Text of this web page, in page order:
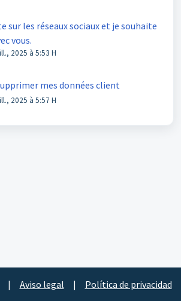
sur les réseaux sociaux et je souhaite
vous.
2025 à 5:53 H
mes données client
2025 à 5:57 H
| Aviso legal | Política de privacidad